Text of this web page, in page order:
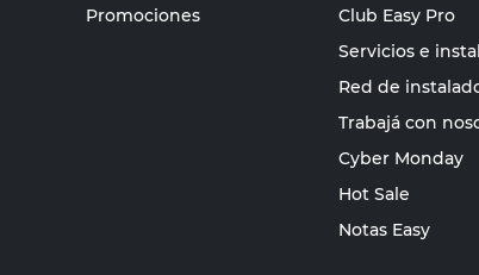
Promociones
Club Easy Pro
Servicios e
Red de
Trabajá con
Cyber Monday
Hot Sale
Notas Easy